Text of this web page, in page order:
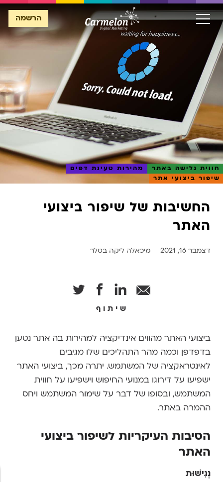
הרשמה
הרשמה
חווית גלישה באתר
מהירות טעינת דפים
שיפור ביצועי אתר
החשיבות של שיפור ביצועי
האתר
דצמבר 16, 2021 מיכאלה ליקה בטלר
שיתוף
ביצועי האתר מהווים אינדיקציה למהירות בה אתר נטען
בדפדפן וכמה מהר התהליכים שלו מגיבים
לאינטראקציה של המשתמש. יתרה מכך, ביצועי האתר
ישפיעו על דירוגו במנועי החיפוש וישפיעו על חווית
המשתמש, ובסופו של דבר על שימור המשתמש ויחס
ההמרה באתר.
הסיבות העיקריות לשיפור ביצועי
האתר
נְגִישׁוּת